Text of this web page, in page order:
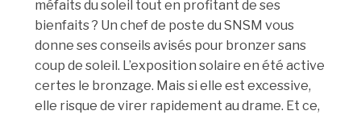
méfaits du soleil tout en profitant de ses
bienfaits ? Un chef de poste du SNSM vous
donne ses conseils avisés pour bronzer sans
coup de soleil. L’exposition solaire en été active
certes le bronzage. Mais si elle est excessive,
elle risque de virer rapidement au drame. Et ce,